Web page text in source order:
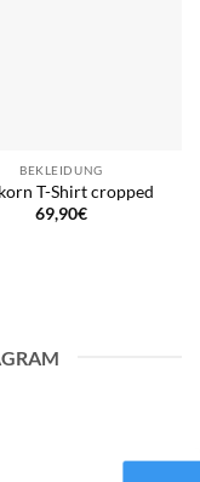
BEKLEIDUNG
T-Shirt cropped
69,90€